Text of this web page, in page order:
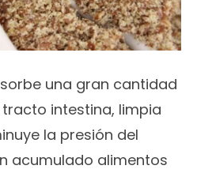
una gran cantidad
intestina, limpia
la presión del
acumulado alimentos